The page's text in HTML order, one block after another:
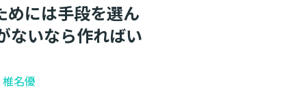
めには手段を選ん
ないなら作ればい
椎名優